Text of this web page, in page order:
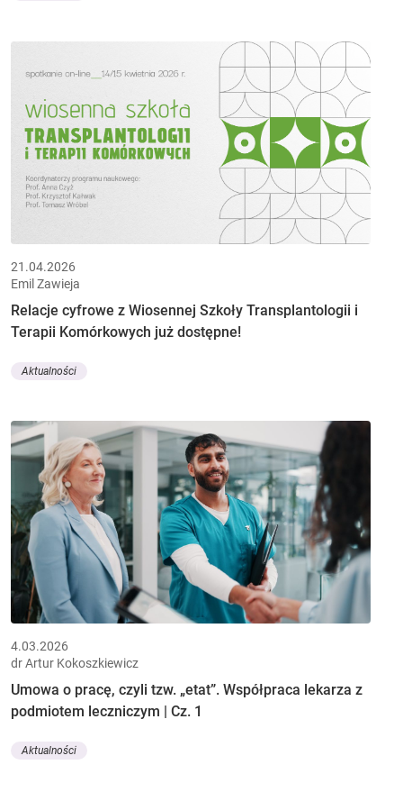
21.04.2026
Emil Zawieja
Relacje cyfrowe z Wiosennej Szkoły Transplantologii i
Terapii Komórkowych już dostępne!
Aktualności
4.03.2026
dr Artur Kokoszkiewicz
Umowa o pracę, czyli tzw. „etat”. Współpraca lekarza z
podmiotem leczniczym | Cz. 1
Aktualności